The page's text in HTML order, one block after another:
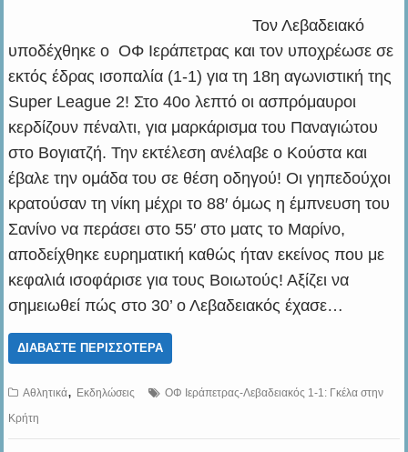
Τον Λεβαδειακό
υποδέχθηκε ο ΟΦ Ιεράπετρας και τον υποχρέωσε σε
εκτός έδρας ισοπαλία (1-1) για τη 18η αγωνιστική της
Super League 2! Στο 40ο λεπτό οι ασπρόμαυροι
κερδίζουν πέναλτι, για μαρκάρισμα του Παναγιώτου
στο Βογιατζή. Την εκτέλεση ανέλαβε ο Κούστα και
έβαλε την ομάδα του σε θέση οδηγού! Οι γηπεδούχοι
κρατούσαν τη νίκη μέχρι το 88′ όμως η έμπνευση του
Σανίνο να περάσει στο 55′ στο ματς το Μαρίνο,
αποδείχθηκε ευρηματική καθώς ήταν εκείνος που με
κεφαλιά ισοφάρισε για τους Βοιωτούς! Αξίζει να
σημειωθεί πώς στο 30’ ο Λεβαδειακός έχασε…
ΔΙΑΒΆΣΤΕ ΠΕΡΙΣΣΌΤΕΡΑ
Αθλητικά, Εκδηλώσεις
ΟΦ Ιεράπετρας-Λεβαδειακός 1-1: Γκέλα στην
Κρήτη